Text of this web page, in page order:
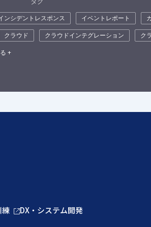
ンシデントレスポンス イベントレポート
クラウド クラウドインテグレーション ク
+
練 DX・システム開発